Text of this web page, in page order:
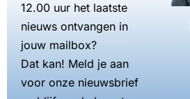
12.00 uur het laatste
nieuws ontvangen in
jouw mailbox?
Dat kan! Meld je aan
voor onze nieuwsbrief